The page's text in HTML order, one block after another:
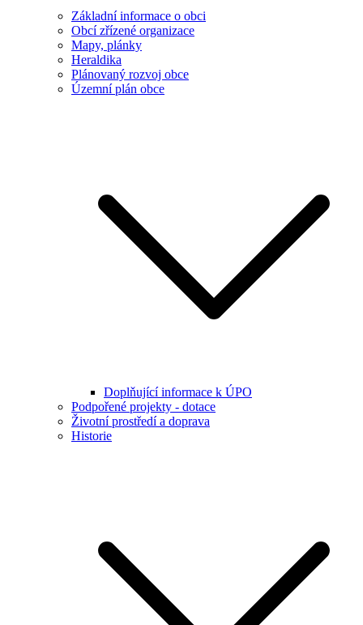
Základní informace o obci
Obcí zřízené organizace
Mapy, plánky
Heraldika
Plánovaný rozvoj obce
Územní plán obce
Doplňující informace k ÚPO
Podpořené projekty - dotace
Životní prostředí a doprava
Historie